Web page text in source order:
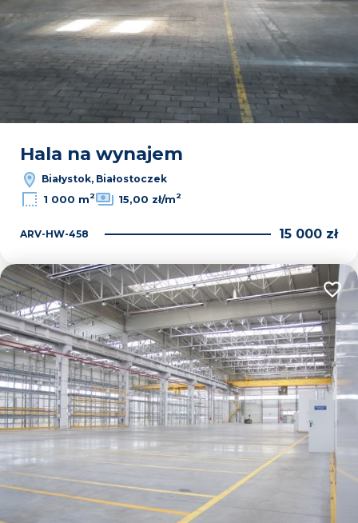
Hala na wynajem
Białystok, Białostoczek
1 000 m2 15,00 zł/m2
ARV-HW-458 15 000 zł